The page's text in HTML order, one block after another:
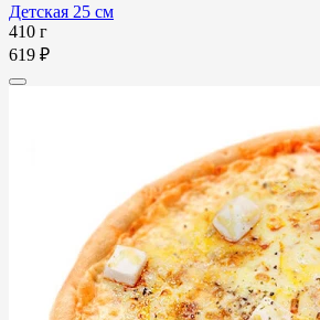
Детская 25 см
410 г
619 ₽